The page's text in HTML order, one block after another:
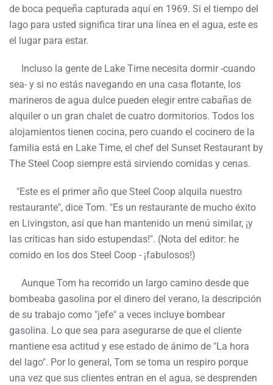
de boca pequeña capturada aquí en 1969. Si el tiempo del
lago para usted significa tirar una línea en el agua, este es
el lugar para estar.
Incluso la gente de Lake Time necesita dormir -cuando
sea- y si no estás navegando en una casa flotante, los
marineros de agua dulce pueden elegir entre cabañas de
alquiler o un gran chalet de cuatro dormitorios. Todos los
alojamientos tienen cocina, pero cuando el cocinero de la
familia está en Lake Time, el chef del Sunset Restaurant by
The Steel Coop siempre está sirviendo comidas y cenas.
"Este es el primer año que Steel Coop alquila nuestro
restaurante", dice Tom. "Es un restaurante de mucho éxito
en Livingston, así que han mantenido un menú similar, ¡y
las críticas han sido estupendas!". (Nota del editor: he
comido en los dos Steel Coop - ¡fabulosos!)
Aunque Tom ha recorrido un largo camino desde que
bombeaba gasolina por el dinero del verano, la descripción
de su trabajo como "jefe" a veces incluye bombear
gasolina. Lo que sea para asegurarse de que el cliente
mantiene esa actitud y ese estado de ánimo de "La hora
del lago". Por lo general, Tom se toma un respiro porque
una vez que sus clientes entran en el agua, se desprenden